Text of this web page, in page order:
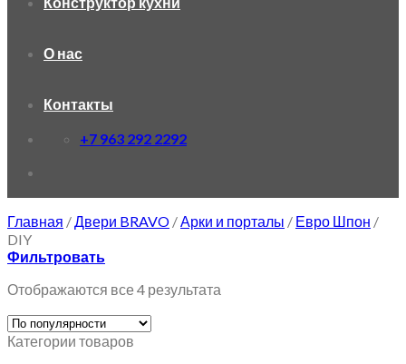
О нас
Контакты
+7 963 292 2292
Главная /Двери BRAVO /Арки и порталы / Евро Шпон /
DIY
Фильтровать
Отображаются все 4 результата
Категории товаров